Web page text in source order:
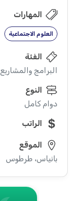
المهارات
العلوم الاجتماعية
الفئة
البرامج والمشاريع
النوع
دوام كامل
الراتب
الموقع
بانياس، طرطوس